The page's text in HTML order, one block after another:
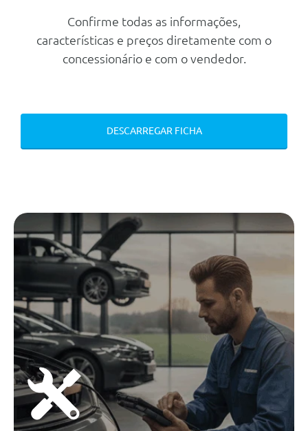
Profundidade
Bancos Dianteiros Aquecidos Em
3 Níveis Ventilados Em 1 Nível
Passsageiro Com Espelho E
Volante Multifunções
Volante Em Couro
Retrovisores Com Regulação
Electrica
Retrovisor Interior Anti-
Encandeamento Automatico
Volante Aquecido
Bomba De Calor
Iluminação Ambiente
Tecto Panorâmico Em Vidro Com
Persiana Elétrica
Confirme todas as informações,
características e preços diretamente com o
concessionário e com o vendedor.
DESCARREGAR FICHA